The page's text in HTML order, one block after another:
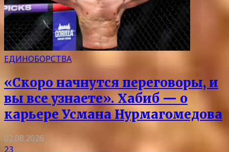
ЕДИНОБОРСТВА
«Скоро начнутся переговоры, и
вы все узнаете». Хабиб — о
карьере Усмана Нурмагомедова
02.08.2026
23